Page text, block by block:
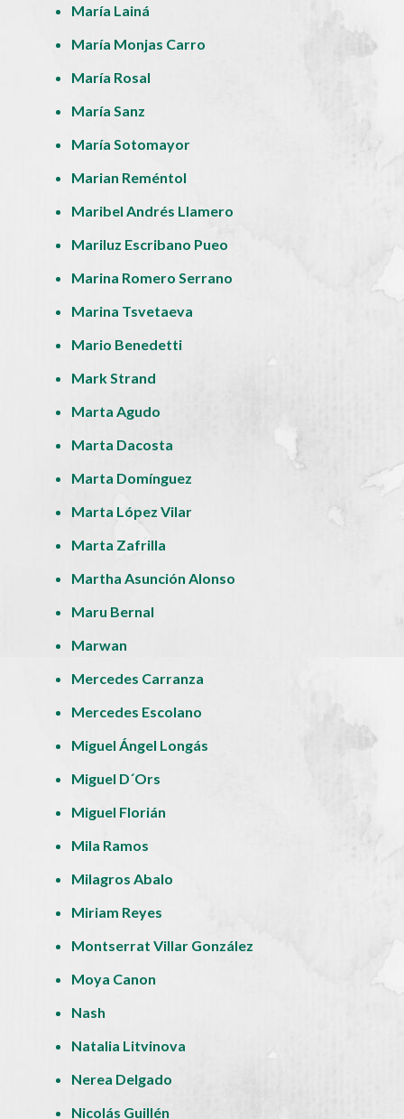
María Lainá
María Monjas Carro
María Rosal
María Sanz
María Sotomayor
Marian Reméntol
Maribel Andrés Llamero
Mariluz Escribano Pueo
Marina Romero Serrano
Marina Tsvetaeva
Mario Benedetti
Mark Strand
Marta Agudo
Marta Dacosta
Marta Domínguez
Marta López Vilar
Marta Zafrilla
Martha Asunción Alonso
Maru Bernal
Marwan
Mercedes Carranza
Mercedes Escolano
Miguel Ángel Longás
Miguel D´Ors
Miguel Florián
Mila Ramos
Milagros Abalo
Miriam Reyes
Montserrat Villar González
Moya Canon
Nash
Natalia Litvinova
Nerea Delgado
Nicolás Guillén